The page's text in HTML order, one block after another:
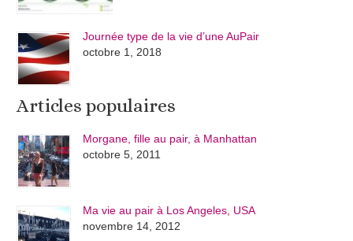
Journée type de la vie d’une AuPair
octobre 1, 2018
Articles populaires
Morgane, fille au pair, à Manhattan
octobre 5, 2011
Ma vie au pair à Los Angeles, USA
novembre 14, 2012